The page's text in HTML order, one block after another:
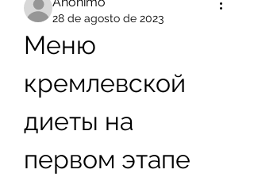
28 de agosto de 2023
Меню
кремлевской
диеты на
первом этапе